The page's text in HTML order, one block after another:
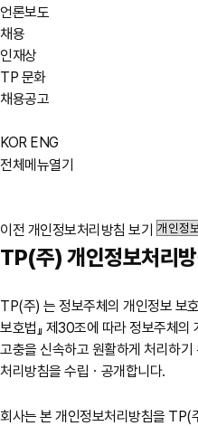
언론보도
채용
인재상
TP 문화
채용공고
KOR ENG
전체메뉴열기
이전 개인정보처리방침 보기
TP(주) 개인정보처리
TP(주) 는 정보주체의 개인정보 보
보호법』 제30조에 따라 정보주체
고충을 신속하고 원활하게 처리하
처리방침을 수립ㆍ공개합니다.
회사는 본 개인정보처리방침을 TP(